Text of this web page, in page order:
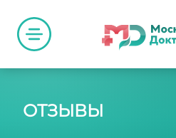
ОТЗЫВЫ